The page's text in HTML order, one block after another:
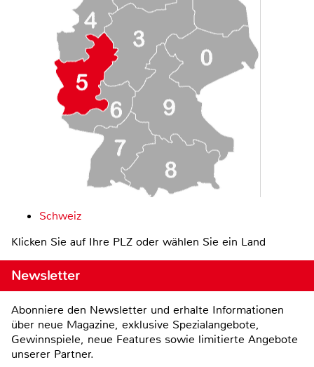
Schweiz
Klicken Sie auf Ihre PLZ oder wählen Sie ein Land
Newsletter
Abonniere den Newsletter und erhalte Informationen
über neue Magazine, exklusive Spezialangebote,
Gewinnspiele, neue Features sowie limitierte Angebote
unserer Partner.